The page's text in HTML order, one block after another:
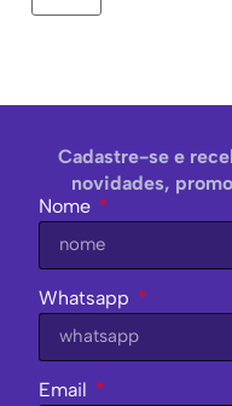
Cadastre-se e
novidades,
Nome
Whatsapp
Email